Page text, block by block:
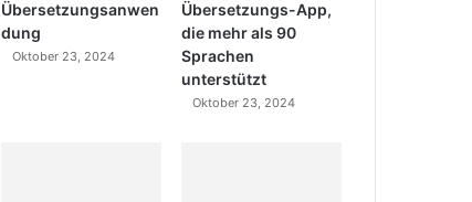
Übersetzungsanwen
dung
Oktober 23, 2024
Übersetzungs-App,
die mehr als 90
Sprachen
unterstützt
Oktober 23, 2024